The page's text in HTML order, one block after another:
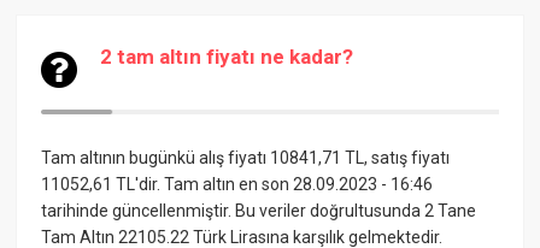
2 tam altın fiyatı ne kadar?
Tam altının bugünkü alış fiyatı 10841,71 TL, satış fiyatı
11052,61 TL'dir. Tam altın en son 28.09.2023 - 16:46
tarihinde güncellenmiştir. Bu veriler doğrultusunda 2 Tane
Tam Altın 22105.22 Türk Lirasına karşılık gelmektedir.